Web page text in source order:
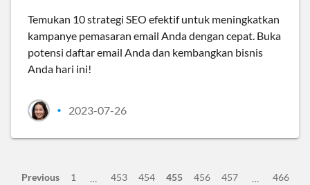
Temukan 10 strategi SEO efektif untuk meningkatkan
kampanye pemasaran email Anda dengan cepat. Buka
potensi daftar email Anda dan kembangkan bisnis
Anda hari ini!
• 2023-07-26
Previous 1 … 453 454 455 456 457 … 466